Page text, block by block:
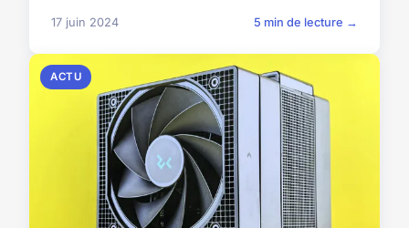
17 juin 2024 5 min de lecture →
ACTU